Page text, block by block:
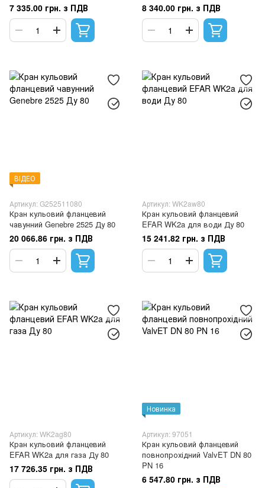
7 335.00 грн. з ПДВ 8 340.00 грн. з ПДВ
ВІДЕО
Артикул: G252511080
Кран кульовий фланцевий
чавунний Genebre 2525 Ду 80
20 066.86 грн. з ПДВ
Артикул: WK2aw80
Кран кульовий фланцевий
EFAR WK2a для води Ду 80
15 241.82 грн. з ПДВ
Артикул: WK2ag80
Кран кульовий фланцевий
EFAR WK2a для газа Ду 80
17 726.35 грн. з ПДВ
Новинка
Артикул: 97051
Кран кульовий фланцевий
повнопрохідний ValvET DN 80
PN 16
6 547.80 грн. з ПДВ